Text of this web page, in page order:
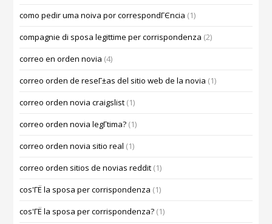
como pedir uma noiva por correspondГЄncia (1)
compagnie di sposa legittime per corrispondenza (2)
correo en orden novia (4)
correo orden de reseГ±as del sitio web de la novia (1)
correo orden novia craigslist (1)
correo orden novia legГ­tima? (1)
correo orden novia sitio real (1)
correo orden sitios de novias reddit (1)
cos'ГЁ la sposa per corrispondenza (1)
cos'ГЁ la sposa per corrispondenza? (1)